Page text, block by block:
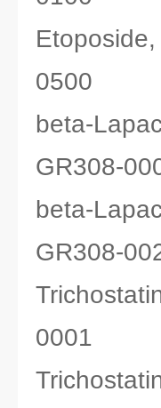
0500
beta-
GR308-
beta-
GR308-
0001